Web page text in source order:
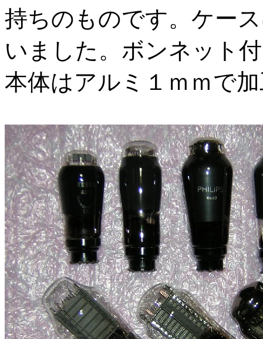
持ちのものです。ケー
いました。ボンネット
本体はアルミ１ｍｍで